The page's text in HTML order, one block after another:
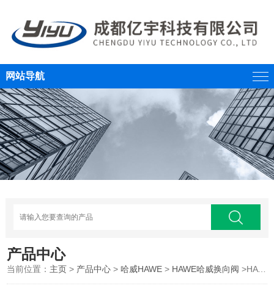
网站导航
产品中心
当前位置： 主页 > 产品中心 >哈威HAWE > HAWE哈威换向阀 >HAWE哈威截止式换向阀